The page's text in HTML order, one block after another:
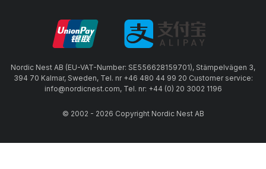
Nordic Nest AB (EU-VAT-Number: SE556628159701), Stämpelvägen 3,
394 70 Kalmar, Sweden, Tel. nr +46 480 44 99 20 Customer service:
info@nordicnest.com, Tel. nr: +44 (0) 20 3002 1196
© 2002 - 2026 Copyright Nordic Nest AB